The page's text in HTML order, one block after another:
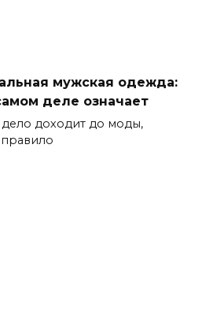
мужская одежда:
деле означает
дело доходит до моды,